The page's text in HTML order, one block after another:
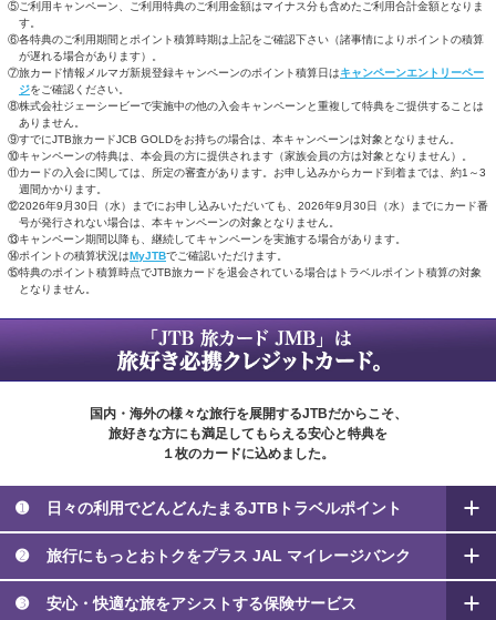
⑤ご利用キャンペーン、ご利用特典のご利用金額はマイナス分も含めたご利用合計金額となりま
す。
⑥各特典のご利用期間とポイント積算時期は上記をご確認下さい（諸事情によりポイントの積算
が遅れる場合があります）。
⑦旅カード情報メルマガ新規登録キャンペーンのポイント積算日はキャンペーンエントリーペー
ジをご確認ください。
⑧株式会社ジェーシービーで実施中の他の入会キャンペーンと重複して特典をご提供することは
ありません。
⑨すでにJTB旅カードJCB GOLDをお持ちの場合は、本キャンペーンは対象となりません。
⑩キャンペーンの特典は、本会員の方に提供されます（家族会員の方は対象となりません）。
⑪カードの入会に関しては、所定の審査があります。お申し込みからカード到着までは、約1～3
週間かかります。
⑫2026年9月30日（水）までにお申し込みいただいても、2026年9月30日（水）までにカード番
号が発行されない場合は、本キャンペーンの対象となりません。
⑬キャンペーン期間以降も、継続してキャンペーンを実施する場合があります。
⑭ポイントの積算状況はMyJTBでご確認いただけます。
⑮特典のポイント積算時点でJTB旅カードを退会されている場合はトラベルポイント積算の対象
となりません。
国内・海外の様々な旅行を展開するJTBだからこそ、
旅好きな方にも満足してもらえる安心と特典を
１枚のカードに込めました。
➊ 日々の利用でどんどんたまるJTBトラベルポイント
➋ 旅行にもっとおトクをプラス JAL マイレージバンク
➌ 安心・快適な旅をアシストする保険サービス